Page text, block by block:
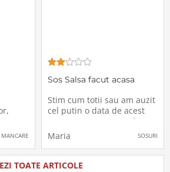
foarte
o
MANCARE
Sos Salsa facut acasa
Stim cum totii sau am auzit
cel putin o data de acest
sos, care se prepara de
cele mai multe ori in tara
de origine, Mexic.Salsa este
un sos traditional al
mexicanilor, care
Maria SOSURI
TOATE ARTICOLE